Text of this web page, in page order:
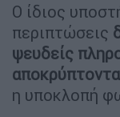
Ο ίδιος
περιπτώσεις
ψευδείς
η υποκλοπή